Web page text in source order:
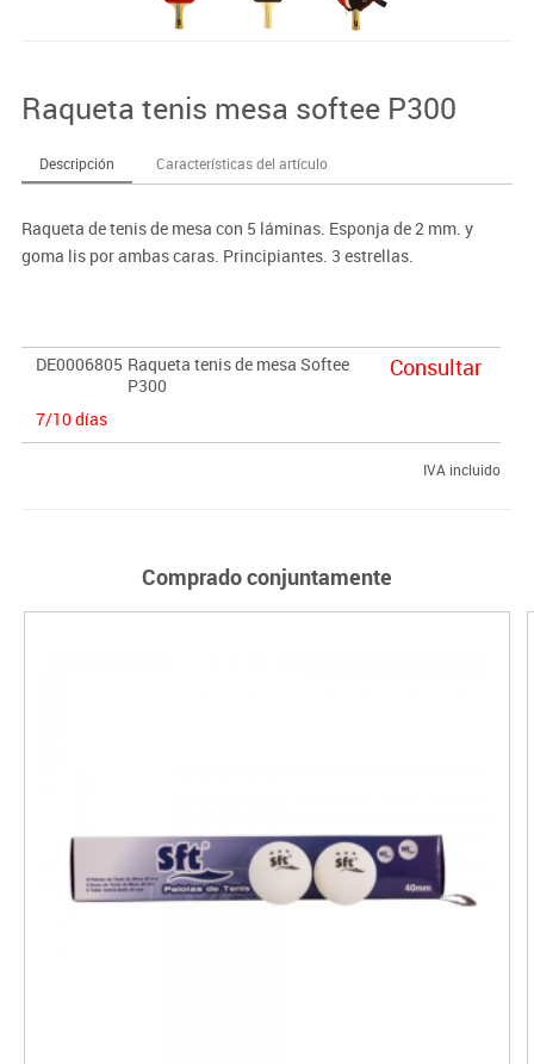
Raqueta tenis mesa softee P300
Descripción Características del artículo
Raqueta de tenis de mesa con 5 láminas. Esponja de 2 mm. y
goma lis por ambas caras. Principiantes. 3 estrellas.
DE0006805 Raqueta tenis de mesa Softee
P300
7/10 días
Consultar
IVA incluido
Comprado conjuntamente